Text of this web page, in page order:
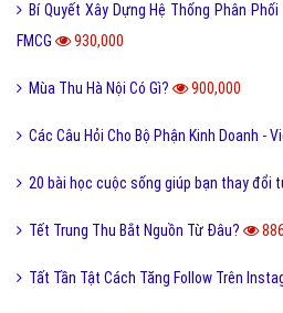
Bí Quyết Xây Dựng Hệ Thống Phân
FMCG
930,000
Mùa Thu Hà Nội Có Gì? 900,000
Các Câu Hỏi Cho Bộ Phận Kinh Doanh -
20 bài học cuộc sống giúp bạn thay đổi
Tết Trung Thu Bắt Nguồn Từ Đâu?
Tất Tần Tật Cách Tăng Follow Trên